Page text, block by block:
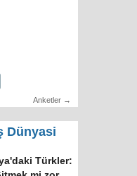
Anketler →
Dünyasi